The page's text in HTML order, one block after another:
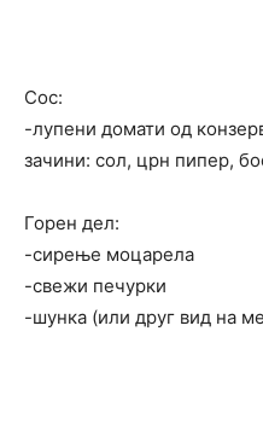
Сос:
-лупени домати од
зачини: сол, црн пипер,
Горен дел:
-сирење моцарела
-свежи печурки
-шунка (или друг вид на